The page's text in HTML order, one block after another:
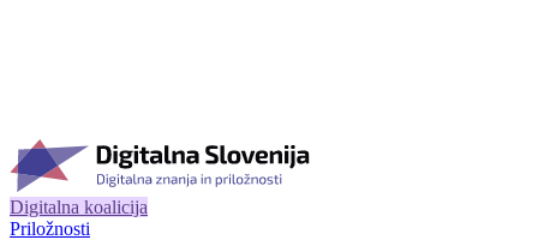
Digitalna koalicija
Priložnosti